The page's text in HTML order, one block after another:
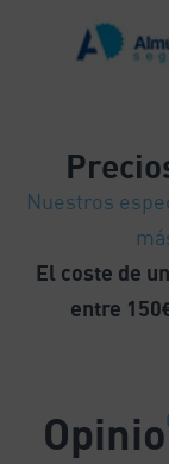
Nuestros
El coste de
entre